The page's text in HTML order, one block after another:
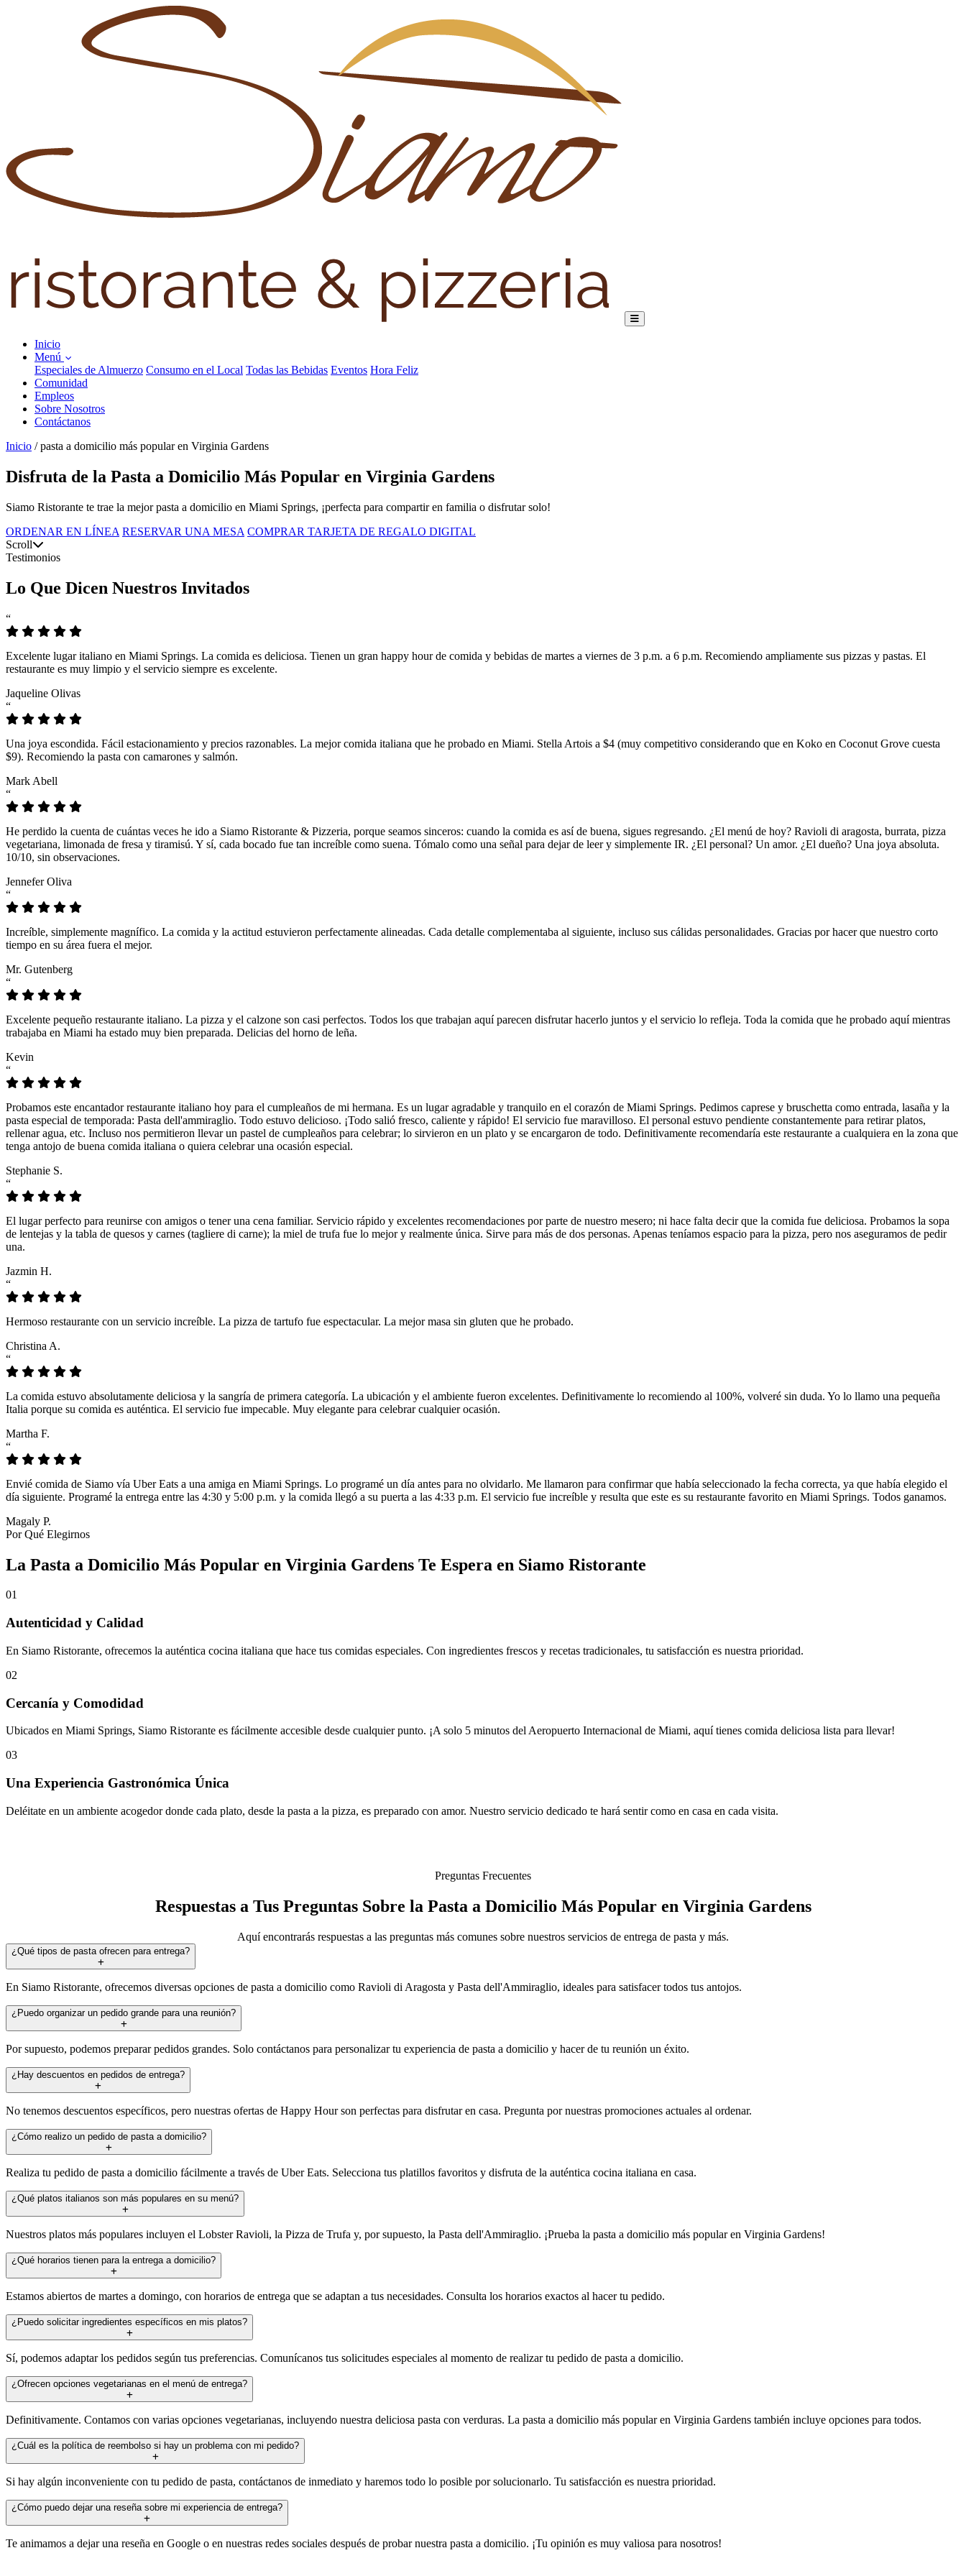
Inicio
Menú
Especiales de Almuerzo Consumo en el Local Todas las Bebidas Eventos Hora Feliz
Comunidad
Empleos
Sobre Nosotros
Contáctanos
Inicio / pasta a domicilio más popular en Virginia Gardens
Disfruta de la Pasta a Domicilio Más Popular en Virginia Gardens
Siamo Ristorante te trae la mejor pasta a domicilio en Miami Springs, ¡perfecta para compartir en familia o disfrutar solo!
ORDENAR EN LÍNEA RESERVAR UNA MESA COMPRAR TARJETA DE REGALO DIGITAL
Scroll
Testimonios
Lo Que Dicen Nuestros Invitados
“
Excelente lugar italiano en Miami Springs. La comida es deliciosa. Tienen un gran happy hour de comida y bebidas de martes a viernes de 3 p.m. a 6 p.m. Recomiendo ampliamente sus pizzas y pastas. El
restaurante es muy limpio y el servicio siempre es excelente.
Jaqueline Olivas
“
Una joya escondida. Fácil estacionamiento y precios razonables. La mejor comida italiana que he probado en Miami. Stella Artois a $4 (muy competitivo considerando que en Koko en Coconut Grove cuesta
$9). Recomiendo la pasta con camarones y salmón.
Mark Abell
“
He perdido la cuenta de cuántas veces he ido a Siamo Ristorante & Pizzeria, porque seamos sinceros: cuando la comida es así de buena, sigues regresando. ¿El menú de hoy? Ravioli di aragosta, burrata, pizza
vegetariana, limonada de fresa y tiramisú. Y sí, cada bocado fue tan increíble como suena. Tómalo como una señal para dejar de leer y simplemente IR. ¿El personal? Un amor. ¿El dueño? Una joya absoluta.
10/10, sin observaciones.
Jennefer Oliva
“
Increíble, simplemente magnífico. La comida y la actitud estuvieron perfectamente alineadas. Cada detalle complementaba al siguiente, incluso sus cálidas personalidades. Gracias por hacer que nuestro corto
tiempo en su área fuera el mejor.
Mr. Gutenberg
“
Excelente pequeño restaurante italiano. La pizza y el calzone son casi perfectos. Todos los que trabajan aquí parecen disfrutar hacerlo juntos y el servicio lo refleja. Toda la comida que he probado aquí mientras
trabajaba en Miami ha estado muy bien preparada. Delicias del horno de leña.
Kevin
“
Probamos este encantador restaurante italiano hoy para el cumpleaños de mi hermana. Es un lugar agradable y tranquilo en el corazón de Miami Springs. Pedimos caprese y bruschetta como entrada, lasaña y la
pasta especial de temporada: Pasta dell'ammiraglio. Todo estuvo delicioso. ¡Todo salió fresco, caliente y rápido! El servicio fue maravilloso. El personal estuvo pendiente constantemente para retirar platos,
rellenar agua, etc. Incluso nos permitieron llevar un pastel de cumpleaños para celebrar; lo sirvieron en un plato y se encargaron de todo. Definitivamente recomendaría este restaurante a cualquiera en la zona que
tenga antojo de buena comida italiana o quiera celebrar una ocasión especial.
Stephanie S.
“
El lugar perfecto para reunirse con amigos o tener una cena familiar. Servicio rápido y excelentes recomendaciones por parte de nuestro mesero; ni hace falta decir que la comida fue deliciosa. Probamos la sopa
de lentejas y la tabla de quesos y carnes (tagliere di carne); la miel de trufa fue lo mejor y realmente única. Sirve para más de dos personas. Apenas teníamos espacio para la pizza, pero nos aseguramos de pedir
una.
Jazmin H.
“
Hermoso restaurante con un servicio increíble. La pizza de tartufo fue espectacular. La mejor masa sin gluten que he probado.
Christina A.
“
La comida estuvo absolutamente deliciosa y la sangría de primera categoría. La ubicación y el ambiente fueron excelentes. Definitivamente lo recomiendo al 100%, volveré sin duda. Yo lo llamo una pequeña
Italia porque su comida es auténtica. El servicio fue impecable. Muy elegante para celebrar cualquier ocasión.
Martha F.
“
Envié comida de Siamo vía Uber Eats a una amiga en Miami Springs. Lo programé un día antes para no olvidarlo. Me llamaron para confirmar que había seleccionado la fecha correcta, ya que había elegido el
día siguiente. Programé la entrega entre las 4:30 y 5:00 p.m. y la comida llegó a su puerta a las 4:33 p.m. El servicio fue increíble y resulta que este es su restaurante favorito en Miami Springs. Todos ganamos.
Magaly P.
Por Qué Elegirnos
La Pasta a Domicilio Más Popular en Virginia Gardens Te Espera en Siamo Ristorante
01
Autenticidad y Calidad
En Siamo Ristorante, ofrecemos la auténtica cocina italiana que hace tus comidas especiales. Con ingredientes frescos y recetas tradicionales, tu satisfacción es nuestra prioridad.
02
Cercanía y Comodidad
Ubicados en Miami Springs, Siamo Ristorante es fácilmente accesible desde cualquier punto. ¡A solo 5 minutos del Aeropuerto Internacional de Miami, aquí tienes comida deliciosa lista para llevar!
03
Una Experiencia Gastronómica Única
Deléitate en un ambiente acogedor donde cada plato, desde la pasta a la pizza, es preparado con amor. Nuestro servicio dedicado te hará sentir como en casa en cada visita.
Preguntas Frecuentes
Respuestas a Tus Preguntas Sobre la Pasta a Domicilio Más Popular en Virginia Gardens
Aquí encontrarás respuestas a las preguntas más comunes sobre nuestros servicios de entrega de pasta y más.
¿Qué tipos de pasta ofrecen para entrega?
En Siamo Ristorante, ofrecemos diversas opciones de pasta a domicilio como Ravioli di Aragosta y Pasta dell'Ammiraglio, ideales para satisfacer todos tus antojos.
¿Puedo organizar un pedido grande para una reunión?
Por supuesto, podemos preparar pedidos grandes. Solo contáctanos para personalizar tu experiencia de pasta a domicilio y hacer de tu reunión un éxito.
¿Hay descuentos en pedidos de entrega?
No tenemos descuentos específicos, pero nuestras ofertas de Happy Hour son perfectas para disfrutar en casa. Pregunta por nuestras promociones actuales al ordenar.
¿Cómo realizo un pedido de pasta a domicilio?
Realiza tu pedido de pasta a domicilio fácilmente a través de Uber Eats. Selecciona tus platillos favoritos y disfruta de la auténtica cocina italiana en casa.
¿Qué platos italianos son más populares en su menú?
Nuestros platos más populares incluyen el Lobster Ravioli, la Pizza de Trufa y, por supuesto, la Pasta dell'Ammiraglio. ¡Prueba la pasta a domicilio más popular en Virginia Gardens!
¿Qué horarios tienen para la entrega a domicilio?
Estamos abiertos de martes a domingo, con horarios de entrega que se adaptan a tus necesidades. Consulta los horarios exactos al hacer tu pedido.
¿Puedo solicitar ingredientes específicos en mis platos?
Sí, podemos adaptar los pedidos según tus preferencias. Comunícanos tus solicitudes especiales al momento de realizar tu pedido de pasta a domicilio.
¿Ofrecen opciones vegetarianas en el menú de entrega?
Definitivamente. Contamos con varias opciones vegetarianas, incluyendo nuestra deliciosa pasta con verduras. La pasta a domicilio más popular en Virginia Gardens también incluye opciones para todos.
¿Cuál es la política de reembolso si hay un problema con mi pedido?
Si hay algún inconveniente con tu pedido de pasta, contáctanos de inmediato y haremos todo lo posible por solucionarlo. Tu satisfacción es nuestra prioridad.
¿Cómo puedo dejar una reseña sobre mi experiencia de entrega?
Te animamos a dejar una reseña en Google o en nuestras redes sociales después de probar nuestra pasta a domicilio. ¡Tu opinión es muy valiosa para nosotros!